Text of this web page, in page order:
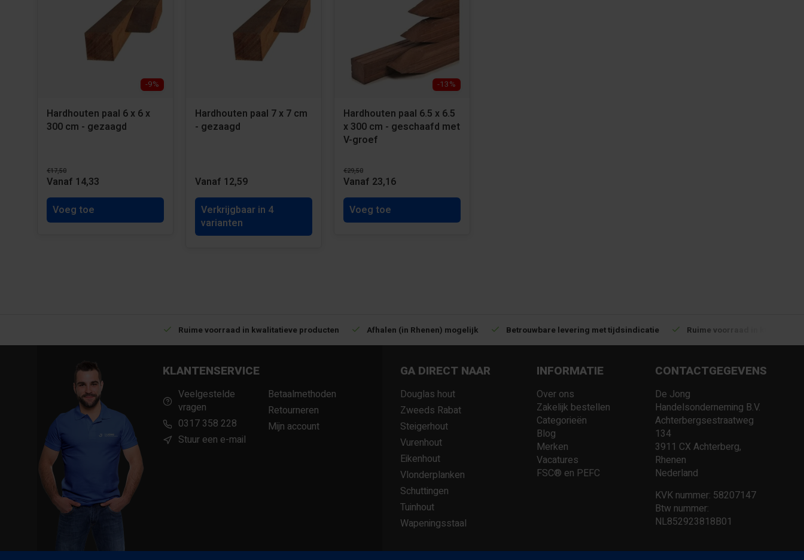
-9%
Hardhouten paal 6 x 6 x
300 cm - gezaagd
€17,50
Vanaf 14,33
Voeg toe
Hardhouten paal 7 x 7 cm
- gezaagd
Vanaf 12,59
Verkrijgbaar in 4
varianten
-13%
Hardhouten paal 6.5 x 6.5
x 300 cm - geschaafd met
V-groef
€29,50
Vanaf 23,16
Voeg toe
Ruime voorraad in kwalitatieve producten Afhalen (in Rhenen) mogelijk Betrouwbare levering met tijdsindicatie Ruime voorraad in
KLANTENSERVICE
Veelgestelde
vragen
0317 358 228
Stuur een e-mail
Betaalmethoden
Retourneren
Mijn account
GA DIRECT NAAR
Douglas hout
Zweeds Rabat
Steigerhout
Vurenhout
Eikenhout
Vlonderplanken
Schuttingen
Tuinhout
Wapeningsstaal
INFORMATIE
Over ons
Zakelijk bestellen
Categorieën
Blog
Merken
Vacatures
FSC® en PEFC
CONTACTGEGEVENS
De Jong
Handelsonderneming B.V.
Achterbergsestraatweg
134
3911 CX Achterberg,
Rhenen
Nederland
KVK nummer: 58207147
Btw nummer:
NL852923818B01